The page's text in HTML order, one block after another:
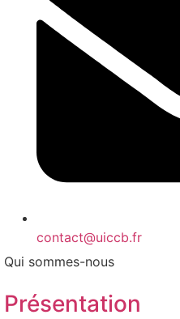
contact@uiccb.fr
Qui sommes-nous
Présentation